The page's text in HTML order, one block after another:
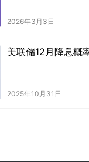
2026年3月3日
美联储12月降息概
2025年10月31日